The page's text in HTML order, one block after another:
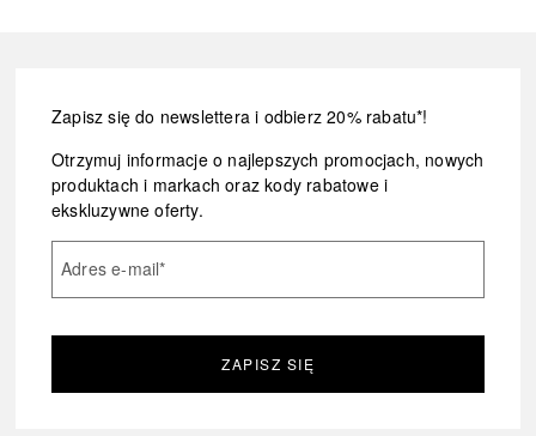
Zapisz się do newslettera i odbierz 20% rabatu*!
Otrzymuj informacje o najlepszych promocjach, nowych
produktach i markach oraz kody rabatowe i
ekskluzywne oferty.
Adres e-mail*
ZAPISZ SIĘ